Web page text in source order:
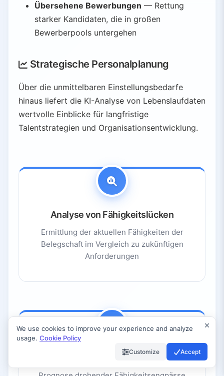
Übersehene Bewerbungen — Rettung
starker Kandidaten, die in großen
Bewerberpools untergehen
Strategische Personalplanung
Über die unmittelbaren Einstellungsbedarfe
hinaus liefert die KI-Analyse von Lebenslaufdaten
wertvolle Einblicke für langfristige
Talentstrategien und Organisationsentwicklung.
Analyse von Fähigkeitslücken
Ermittlung der aktuellen Fähigkeiten der
Belegschaft im Vergleich zu zukünftigen
Anforderungen
Prädiktive Analysen
We use cookies to improve your experience and analyze
usage. Cookie Policy
Customize Accept